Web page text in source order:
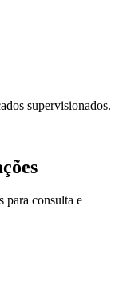
supervisionados.
para consulta e